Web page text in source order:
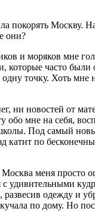
покорять Москву.
они?
и моряков мне
часто
точку. Хоть
ни новостей от
обо мне на себя,
Под самый
по
меня просто
удивительными
одежду и
по дому. Но